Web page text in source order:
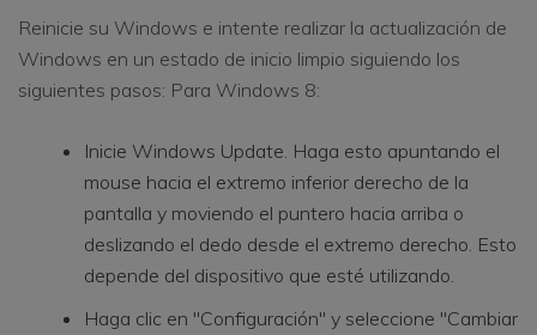
Reinicie su Windows e intente realizar la actualización de
Windows en un estado de inicio limpio siguiendo los
siguientes pasos: Para Windows 8:
Inicie Windows Update. Haga esto apuntando el
mouse hacia el extremo inferior derecho de la
pantalla y moviendo el puntero hacia arriba o
deslizando el dedo desde el extremo derecho. Esto
depende del dispositivo que esté utilizando.
Haga clic en "Configuración" y seleccione "Cambiar